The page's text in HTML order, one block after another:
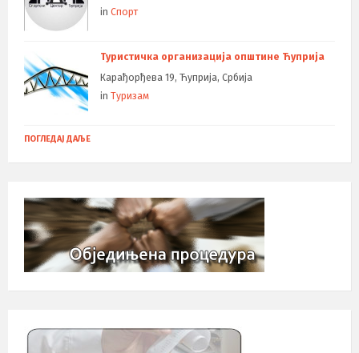
in Спорт
Туристичка организација општине Ћуприја
Карађорђева 19, Ћуприја, Србија
in Туризам
ПОГЛЕДАЈ ДАЉЕ